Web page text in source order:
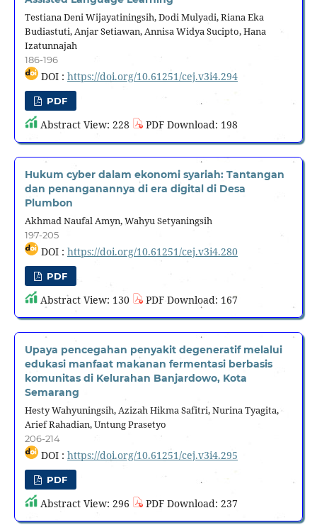
Testiana Deni Wijayatiningsih, Dodi Mulyadi, Riana Eka
Budiastuti, Anjar Setiawan, Annisa Widya Sucipto, Hana
Izatunnajah
186-196
DOI : https://doi.org/10.61251/cej.v3i4.294
PDF
Abstract View: 228 PDF Download: 198
Hukum cyber dalam ekonomi syariah: Tantangan
dan penanganannya di era digital di Desa
Plumbon
Akhmad Naufal Amyn, Wahyu Setyaningsih
197-205
DOI : https://doi.org/10.61251/cej.v3i4.280
PDF
Abstract View: 130 PDF Download: 167
Upaya pencegahan penyakit degeneratif melalui
edukasi manfaat makanan fermentasi berbasis
komunitas di Kelurahan Banjardowo, Kota
Semarang
Hesty Wahyuningsih, Azizah Hikma Safitri, Nurina Tyagita,
Arief Rahadian, Untung Prasetyo
206-214
DOI : https://doi.org/10.61251/cej.v3i4.295
PDF
Abstract View: 296 PDF Download: 237